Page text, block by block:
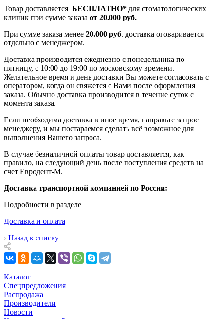
Товар доставляется БЕСПЛАТНО* для стоматологических
клиник при сумме заказа от 20.000 руб.
При сумме заказа менее 20.000 руб. доставка оговаривается
отдельно с менеджером.
Доставка производится ежедневно с понедельника по
пятницу, с 10:00 до 19:00 по московскому времени.
Желательное время и день доставки Вы можете согласовать с
оператором, когда он свяжется с Вами после оформления
заказа. Обычно доставка производится в течение суток с
момента заказа.
Если необходима доставка в иное время, направьте запрос
менеджеру, и мы постараемся сделать всё возможное для
выполнения Вашего запроса.
В случае безналичной оплаты товар доставляется, как
правило, на следующий день после поступления средств на
счет Евродент-М.
Доставка транспортной компанией по России:
Подробности в разделе
Доставка и оплата
Назад к списку
Каталог
Спецпредложения
Распродажа
Производители
Новости